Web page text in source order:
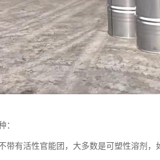
：
有活性官能团，大多数是可塑性溶剂，